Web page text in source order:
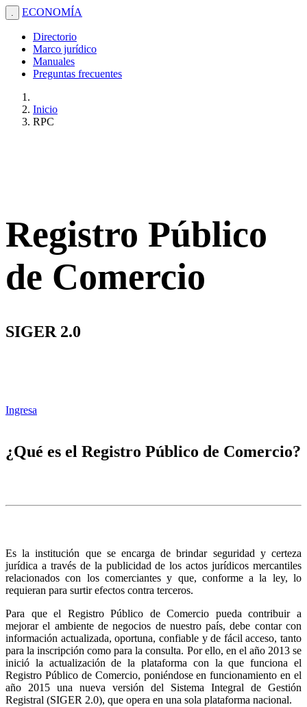
. ECONOMÍA
Directorio
Marco jurídico
Manuales
Preguntas frecuentes
Inicio
RPC
Registro Público
de Comercio
SIGER 2.0
Ingresa
¿Qué es el Registro Público de Comercio?
Es la institución que se encarga de brindar seguridad y certeza
jurídica a través de la publicidad de los actos jurídicos mercantiles
relacionados con los comerciantes y que, conforme a la ley, lo
requieran para surtir efectos contra terceros.
Para que el Registro Público de Comercio pueda contribuir a
mejorar el ambiente de negocios de nuestro país, debe contar con
información actualizada, oportuna, confiable y de fácil acceso, tanto
para la inscripción como para la consulta. Por ello, en el año 2013 se
inició la actualización de la plataforma con la que funciona el
Registro Público de Comercio, poniéndose en funcionamiento en el
año 2015 una nueva versión del Sistema Integral de Gestión
Registral (SIGER 2.0), que opera en una sola plataforma nacional.